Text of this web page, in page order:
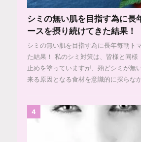
シミの無い肌を目指す為に長
ースを摂り続けてきた結果！
シミの無い肌を目指す為に長年毎朝ト
た結果！ 私のシミ対策は、皆様と同
止めを塗っていますが、殆どシミが無
来る原因となる食材を意識的に採らな
4